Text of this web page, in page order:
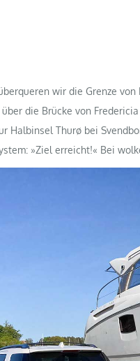
wir die Grenze
die Brücke von
Halbinsel Thurø bei
»Ziel erreicht!« Bei